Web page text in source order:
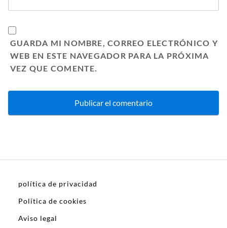
GUARDA MI NOMBRE, CORREO ELECTRÓNICO Y
WEB EN ESTE NAVEGADOR PARA LA PRÓXIMA
VEZ QUE COMENTE.
política de privacidad
Política de cookies
Aviso legal